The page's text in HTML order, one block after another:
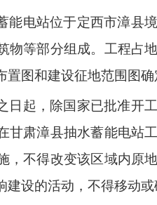
能电站位于定西市漳县
物等部分组成。工程占
图和建设征地范围图确
日起，除国家已批准开
甘肃漳县抽水蓄能电站
，不得改变该区域内原
建设的活动，不得移动